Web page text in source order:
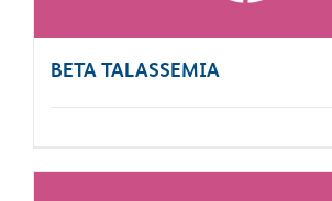
BETA TALASSEMIA